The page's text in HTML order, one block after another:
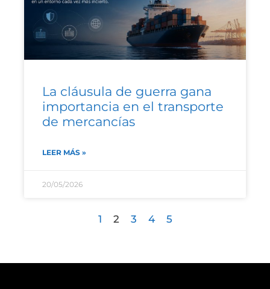
La cláusula de guerra gana
importancia en el transporte
de mercancías
LEER MÁS »
20/05/2026
1 2 3 4 5